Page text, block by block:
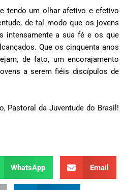
tendo um olhar afetivo e efetivo
de tal modo que os jovens
intensamente a sua fé e os que
Que os cinquenta anos
de fato, um encorajamento
a serem fiéis discípulos de
Pastoral da Juventude do Brasil!
WhatsApp Email